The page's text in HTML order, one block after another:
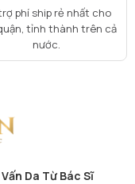
phí ship rẻ nhất cho
tỉnh thành trên cả
nước.
Da Từ Bác Sĩ